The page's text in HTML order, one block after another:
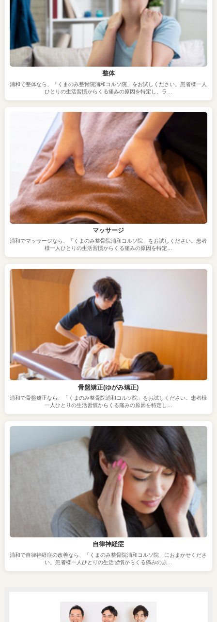
整体
浦和で整体なら、「くまのみ整骨院浦和コルソ院」をお試しください。患者様一人
ひとりの生活習慣からくる痛みの原因を特定し、ラ…
マッサージ
浦和でマッサージなら、「くまのみ整骨院浦和コルソ院」をお試しください。患者
様一人ひとりの生活習慣からくる痛みの原因を特定…
骨盤矯正(ゆがみ矯正)
浦和で骨盤矯正なら、「くまのみ整骨院浦和コルソ院」をお試しください。患者様
一人ひとりの生活習慣からくる痛みの原因を特定し…
自律神経症
浦和で自律神経症の改善なら、「くまのみ整骨院浦和コルソ院」におまかせくださ
い。患者様一人ひとりの生活習慣からくる痛みの原…